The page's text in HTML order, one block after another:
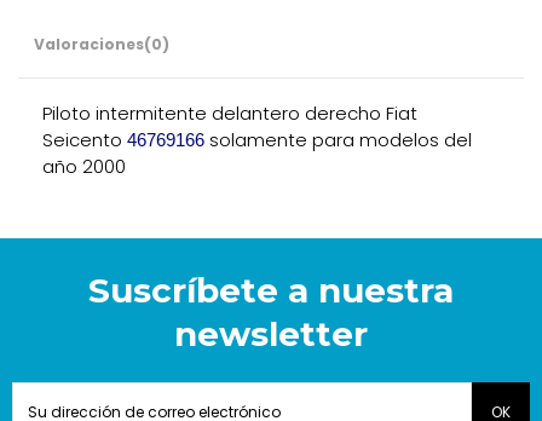
Valoraciones(0)
Piloto intermitente delantero derecho Fiat
Seicento 46769166 solamente para modelos del
año 2000
Suscríbete a nuestra
newsletter